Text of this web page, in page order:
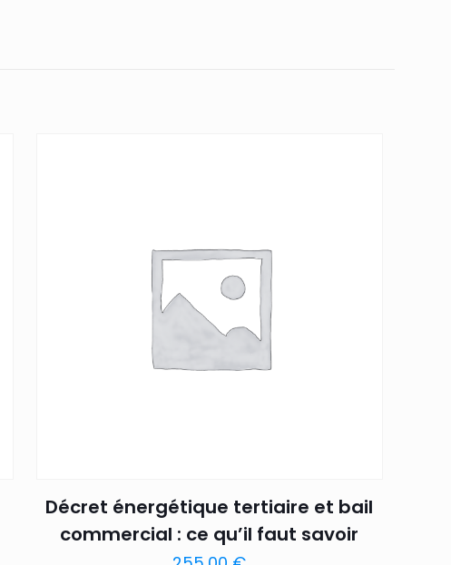
Décret énergétique tertiaire et bail
commercial : ce qu’il faut savoir